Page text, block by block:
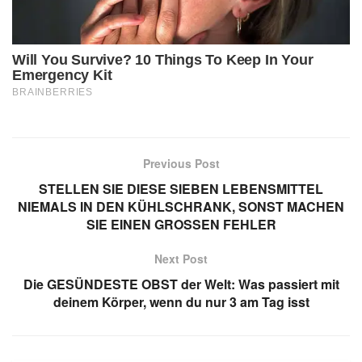
Previous Post
STELLEN SIE DIESE SIEBEN LEBENSMITTEL
NIEMALS IN DEN KÜHLSCHRANK, SONST MACHEN
SIE EINEN GROSSEN FEHLER
Next Post
Die GESÜNDESTE OBST der Welt: Was passiert mit
deinem Körper, wenn du nur 3 am Tag isst